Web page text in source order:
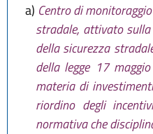
a) Centro di
stradale, attivato
della sicurezza
della legge 17
materia di
riordino degli
normativa che